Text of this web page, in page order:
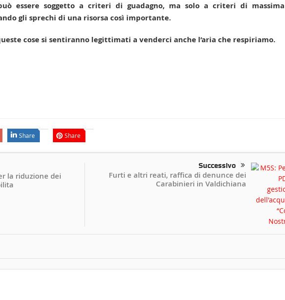
essere soggetto a criteri di guadagno, ma solo a criteri di massima
gli sprechi di una risorsa così importante.
cose si sentiranno legittimati a venderci anche l’aria che respiriamo.
Share Share
la riduzione dei
Successivo
Furti e altri reati, raffica di denunce dei
Carabinieri in Valdichiana